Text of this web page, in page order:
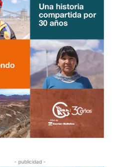
- publicidad -